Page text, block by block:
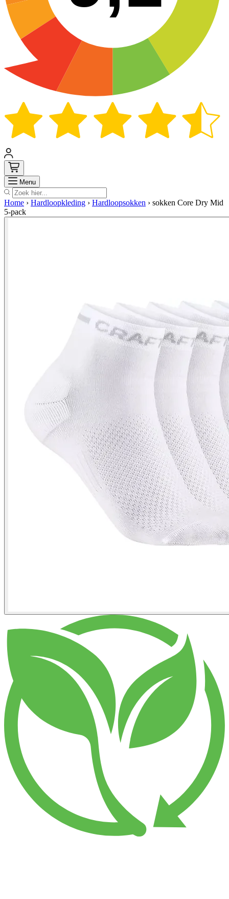
Menu Zoek
Home › Hardloopkleding › Hardloopsokken › sokken Core Dry Mid
5-pack